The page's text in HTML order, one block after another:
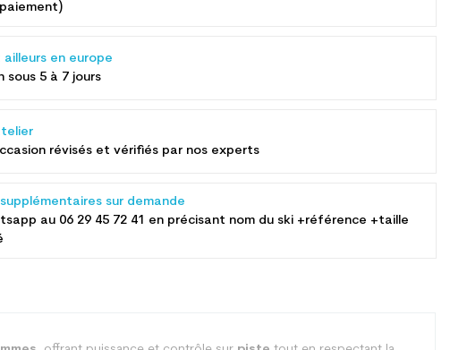
en europe
sous 5 à 7 jours
révisés et vérifiés par nos experts
sur demande
au 06 29 45 72 41 en précisant nom du ski +référence +taille